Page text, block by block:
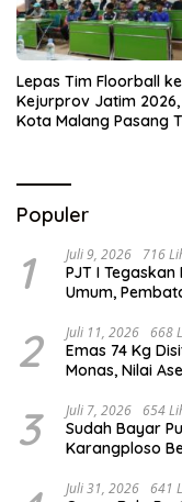
Lepas Tim Floorball ke
Kejurprov Jatim 2026,
Kota Malang Pasang
Populer
1 Juli 9, 2026 716
PJT I
Umum,
2 Juli 11, 2026 668
Emas 74 Kg
Monas, Nilai
3 Juli 7, 2026 654
Sudah Bayar
Karangploso
Juli 31, 2026 641